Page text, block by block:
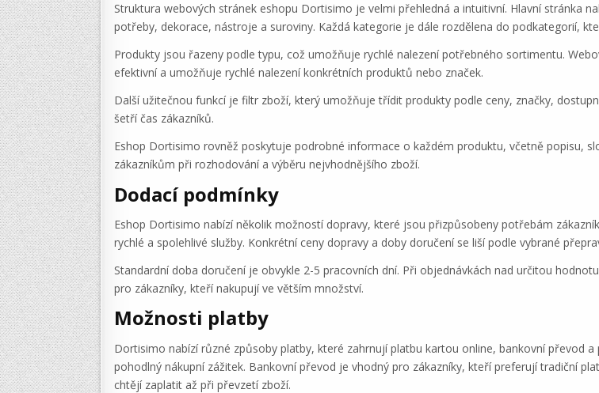
Struktura webových stránek eshopu Dortisimo je velmi přehledná a intuitivní. Hlavní stránka
potřeby, dekorace, nástroje a suroviny. Každá kategorie je dále rozdělena do podkategorií,
Produkty jsou řazeny podle typu, což umožňuje rychlé nalezení potřebného sortimentu.
efektivní a umožňuje rychlé nalezení konkrétních produktů nebo značek.
Další užitečnou funkcí je filtr zboží, který umožňuje třídit produkty podle ceny, značky,
šetří čas zákazníků.
Eshop Dortisimo rovněž poskytuje podrobné informace o každém produktu, včetně popisu,
zákazníkům při rozhodování a výběru nejvhodnějšího zboží.
Dodací podmínky
Eshop Dortisimo nabízí několik možností dopravy, které jsou přizpůsobeny potřebám
rychlé a spolehlivé služby. Konkrétní ceny dopravy a doby doručení se liší podle vybrané
Standardní doba doručení je obvykle 2-5 pracovních dní. Při objednávkách nad určitou
pro zákazníky, kteří nakupují ve větším množství.
Možnosti platby
Dortisimo nabízí různé způsoby platby, které zahrnují platbu kartou online, bankovní převod
pohodlný nákupní zážitek. Bankovní převod je vhodný pro zákazníky, kteří preferují tradiční
chtějí zaplatit až při převzetí zboží.